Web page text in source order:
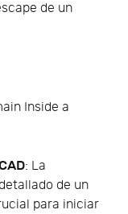
de un
Inside a
: La
de un
para iniciar